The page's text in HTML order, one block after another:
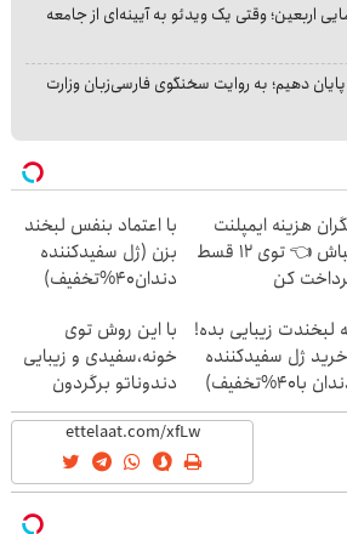
اربعین؛ وقتی یک ویدئو به آیینه‌ای از جامعه
دهیم؛ به روایت سخنگوی فارسی‌زبان وزارت
هزینه ایمپلنت
نباش 👈 توی 12 قسط
کن
با اعتماد بنفس لبخند
بزن (ژل سفیدکننده
دندان40%تخفیف)
لبخندت زیبایی بده!
ژل سفیدکننده
با40%تخفیف)
با این روش توی
خونه،سفیدی و زیبایی
دندوناتو برگردون
(40%off)